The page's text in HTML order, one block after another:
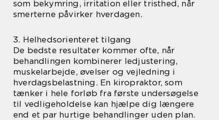
som bekymring, irritation eller tristhed, når
smerterne påvirker hverdagen.
3. Helhedsorienteret tilgang
De bedste resultater kommer ofte, når
behandlingen kombinerer ledjustering,
muskelarbejde, øvelser og vejledning i
hverdagsbelastning. En kiropraktor, som
tænker i hele forløb fra første undersøgelse
til vedligeholdelse kan hjælpe dig længere
end et par hurtige behandlinger uden plan.